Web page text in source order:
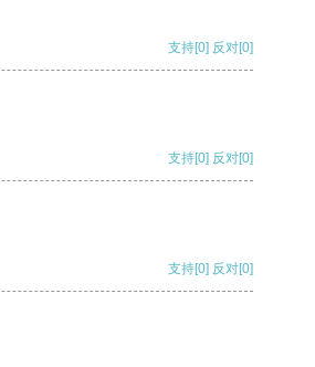
支持[0] 反对[0]
支持[0] 反对[0]
支持[0] 反对[0]